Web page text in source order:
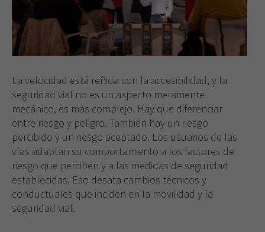
La velocidad está reñida con la accesibilidad, y la
seguridad vial no es un aspecto meramente
mecánico, es más complejo. Hay que diferenciar
entre riesgo y peligro. También hay un riesgo
percibido y un riesgo aceptado. Los usuarios de las
vías adaptan su comportamiento a los factores de
riesgo que perciben y a las medidas de seguridad
establecidas. Eso desata cambios técnicos y
conductuales que inciden en la movilidad y la
seguridad vial.